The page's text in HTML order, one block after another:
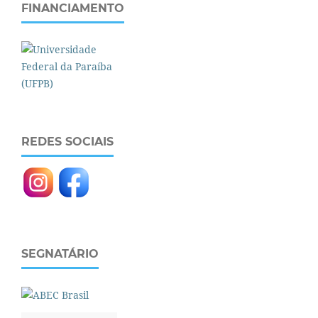
FINANCIAMENTO
REDES SOCIAIS
SEGNATÁRIO